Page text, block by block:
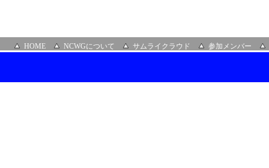
HOME NCWGについて サムライクラウド 参加メンバー